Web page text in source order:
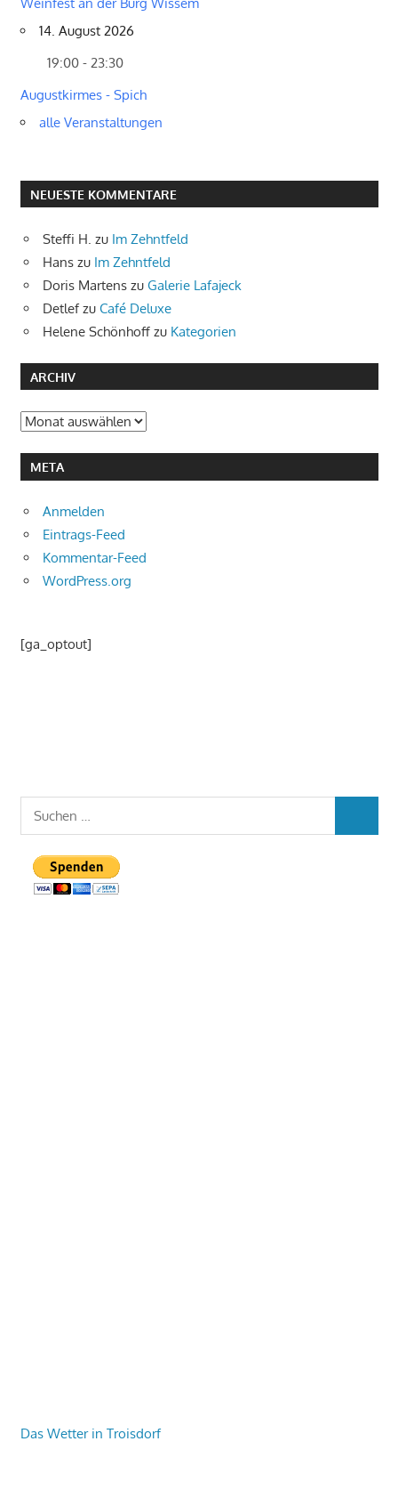
14. August 2026
19:00 - 23:30
Augustkirmes - Spich
alle Veranstaltungen
NEUESTE KOMMENTARE
Steffi H. zu Im Zehntfeld
Hans zu Im Zehntfeld
Doris Martens zu Galerie Lafajeck
Detlefzu Café Deluxe
Helene Schönhoff zu Kategorien
ARCHIV
Archiv
META
Anmelden
Eintrags-Feed
Kommentar-Feed
WordPress.org
[ga_optout]
Das Wetter in Troisdorf